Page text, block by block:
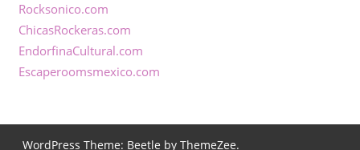
s
Rocksonico.com
ChicasRockeras.com
EndorfinaCultural.com
Escaperoomsmexico.com
WordPress Theme: Beetle by ThemeZee.